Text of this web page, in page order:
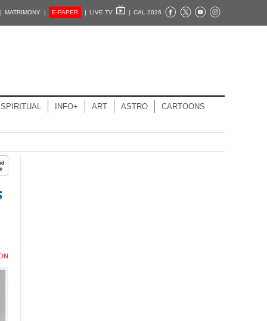
MATRIMONY | E-PAPER | LIVE TV | CAL 2026
SPIRITUAL INFO+ ART ASTRO CARTOONS